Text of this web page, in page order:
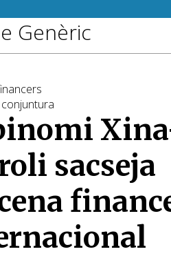
Genèric
sacseja